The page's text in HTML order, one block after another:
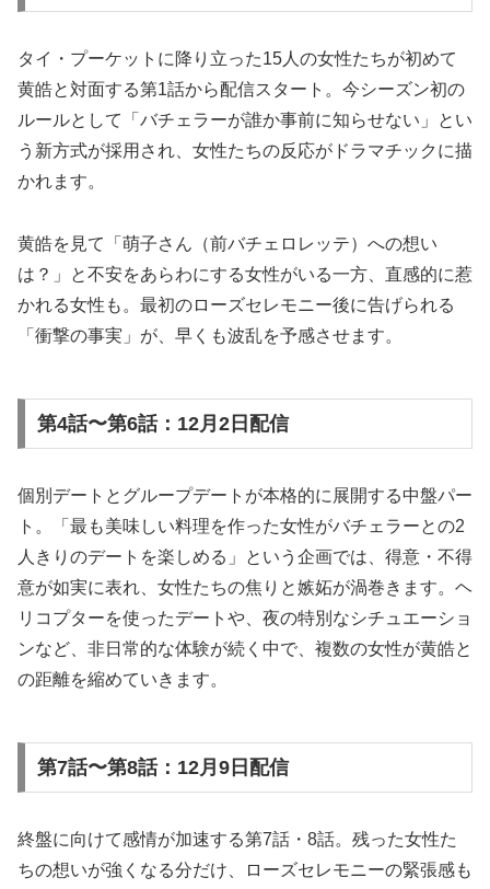
タイ・プーケットに降り立った15人の女性たちが初めて
黄皓と対面する第1話から配信スタート。今シーズン初の
ルールとして「バチェラーが誰か事前に知らせない」とい
う新方式が採用され、女性たちの反応がドラマチックに描
かれます。
黄皓を見て「萌子さん（前バチェロレッテ）への想い
は？」と不安をあらわにする女性がいる一方、直感的に惹
かれる女性も。最初のローズセレモニー後に告げられる
「衝撃の事実」が、早くも波乱を予感させます。
第4話〜第6話：12月2日配信
個別デートとグループデートが本格的に展開する中盤パー
ト。「最も美味しい料理を作った女性がバチェラーとの2
人きりのデートを楽しめる」という企画では、得意・不得
意が如実に表れ、女性たちの焦りと嫉妬が渦巻きます。ヘ
リコプターを使ったデートや、夜の特別なシチュエーショ
ンなど、非日常的な体験が続く中で、複数の女性が黄皓と
の距離を縮めていきます。
第7話〜第8話：12月9日配信
終盤に向けて感情が加速する第7話・8話。残った女性た
ちの想いが強くなる分だけ、ローズセレモニーの緊張感も